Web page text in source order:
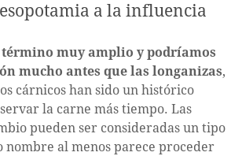
a la influencia
término muy amplio y podríamos
mucho antes que las longanizas,
cárnicos han sido un histórico
la carne más tiempo. Las
pueden ser consideradas un tipo
nombre al menos parece proceder